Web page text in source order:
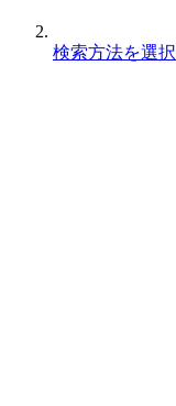
検索方法を選択